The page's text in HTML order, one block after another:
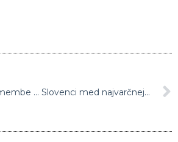
Obetajo se spremembe na vladnem semaforju Slovenci med najvarčnejšimi v Evropi